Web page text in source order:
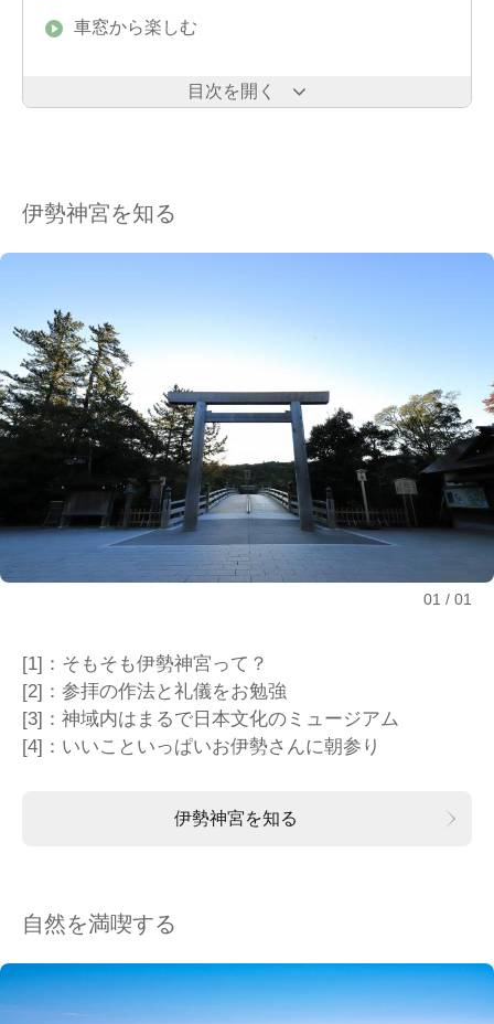
目次を開く
車窓から楽しむ
伊勢神宮を知る
01 01
[1]：そもそも伊勢神宮って？
[2]：参拝の作法と礼儀をお勉強
[3]：神域内はまるで日本文化のミュージアム
[4]：いいこといっぱいお伊勢さんに朝参り
伊勢神宮を知る
自然を満喫する